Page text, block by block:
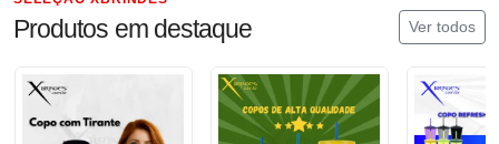
Produtos em destaque Ver todos